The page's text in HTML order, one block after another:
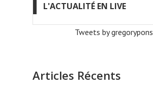
L'ACTUALITÉ EN LIVE
Tweets by gregorypons
Articles Récents